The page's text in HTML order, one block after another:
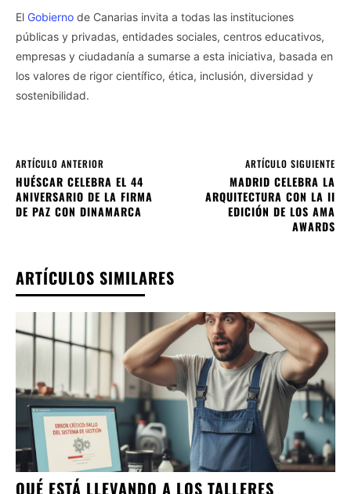
El Gobierno de Canarias invita a todas las instituciones
públicas y privadas, entidades sociales, centros educativos,
empresas y ciudadanía a sumarse a esta iniciativa, basada en
los valores de rigor científico, ética, inclusión, diversidad y
sostenibilidad.
ARTÍCULO ANTERIOR
HUÉSCAR CELEBRA EL 44
ANIVERSARIO DE LA FIRMA
DE PAZ CON DINAMARCA
ARTÍCULO SIGUIENTE
MADRID CELEBRA LA
ARQUITECTURA CON LA II
EDICIÓN DE LOS AMA
AWARDS
ARTÍCULOS SIMILARES
QUÉ ESTÁ LLEVANDO A LOS TALLERES